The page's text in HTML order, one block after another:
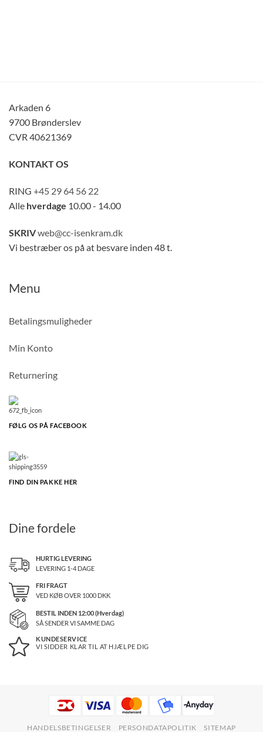
Arkaden 6
9700 Brønderslev
CVR 40621369
KONTAKT OS
RING +45 29 64 56 22
Alle hverdage 10.00 - 14.00
SKRIVweb@cc-isenkram.dk
Vi bestræber os på at besvare inden 48 t.
Menu
Betalingsmuligheder
Min Konto
Returnering
FØLG OS PÅ FACEBOOK
FIND DIN PAKKE HER
Dine fordele
HURTIG LEVERING
LEVERING 1-4 DAGE
FRI FRAGT
VED KØB OVER 1000DKK
BESTIL INDEN 12:00 (Hverdag)
SÅ SENDER VI SAMME DAG
KUNDESERVICE
VI SIDDER KLAR TIL AT HJÆLPE DIG
HANDELSBETINGELSER PERSONDATAPOLITIK SITEMAP